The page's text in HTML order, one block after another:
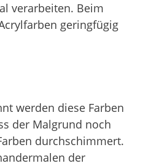
verarbeiten. Beim
geringfügig
werden diese Farben
der Malgrund noch
durchschimmert.
der